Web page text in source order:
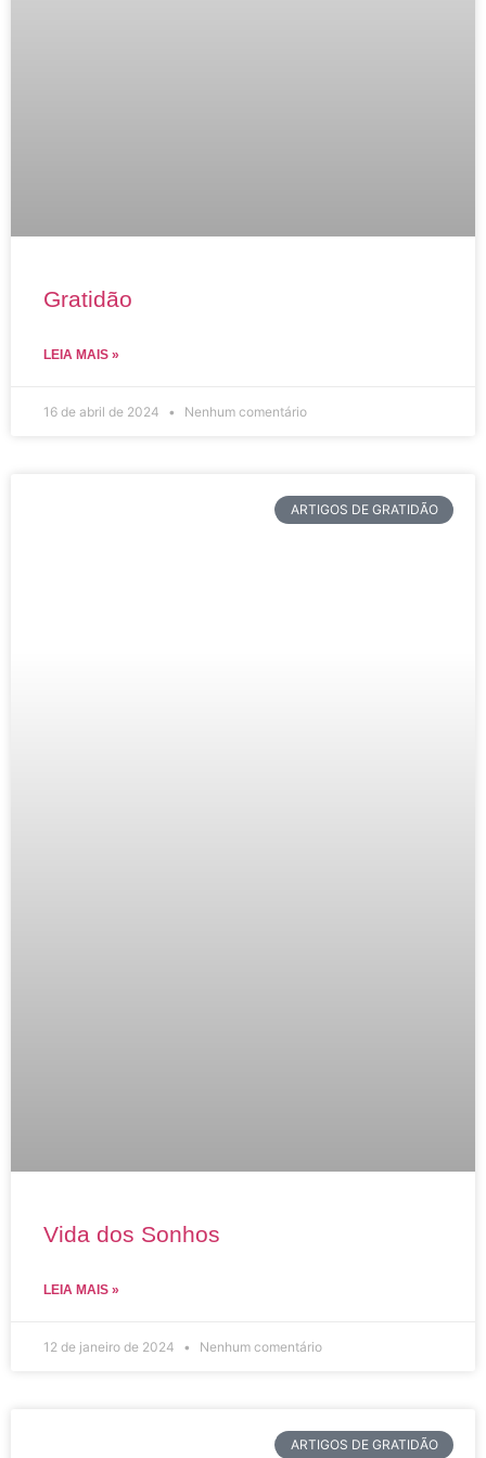
Gratidão
LEIA MAIS »
16 de abril de 2024 Nenhum comentário
ARTIGOS DE GRATIDÃO
Vida dos Sonhos
LEIA MAIS »
12 de janeiro de 2024 Nenhum comentário
ARTIGOS DE GRATIDÃO